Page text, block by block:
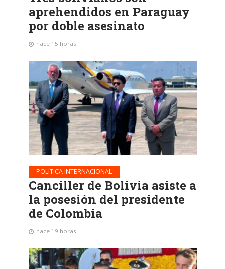
aprehendidos en Paraguay
por doble asesinato
hace 15 horas
POLÍTICA INTERNACIONAL
Canciller de Bolivia asiste a
la posesión del presidente
de Colombia
hace 19 horas